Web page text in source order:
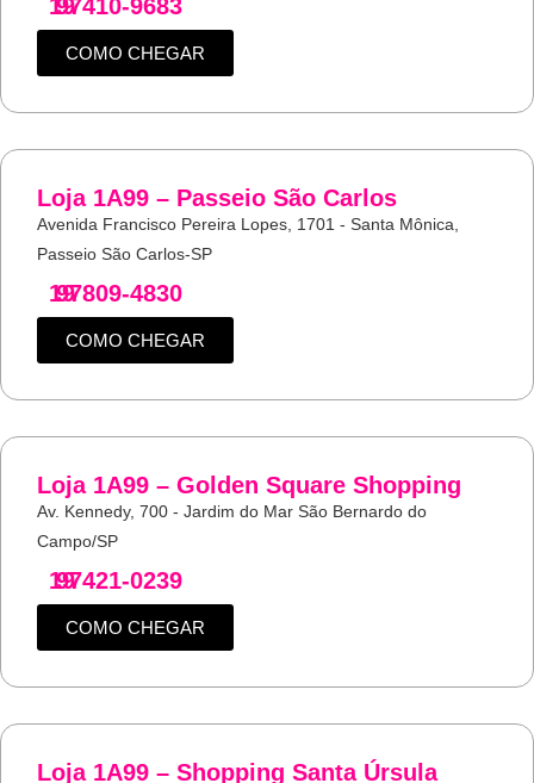
19
97410-9683
COMO CHEGAR
Loja 1A99 – Passeio São Carlos
Avenida Francisco Pereira Lopes, 1701 - Santa Mônica,
Passeio São Carlos-SP
19
97809-4830
COMO CHEGAR
Loja 1A99 – Golden Square Shopping
Av. Kennedy, 700 - Jardim do Mar São Bernardo do
Campo/SP
19
97421-0239
COMO CHEGAR
Loja 1A99 – Shopping Santa Úrsula